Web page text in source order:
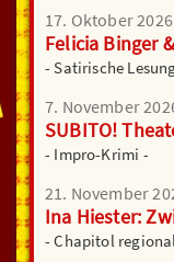
17. Oktober 2026
Felicia Binger
- Satirische
7. November
SUBITO!
- Impro-Krimi -
21. November
Ina Hiester:
- Chapitol